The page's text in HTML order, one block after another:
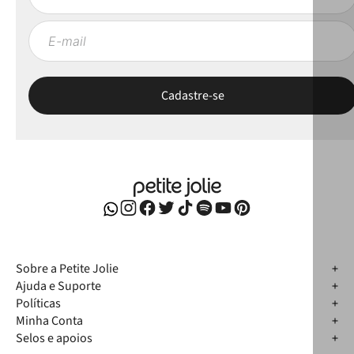
Sobre a Petite Jolie
Ajuda e Suporte
Políticas
Minha Conta
Selos e apoios